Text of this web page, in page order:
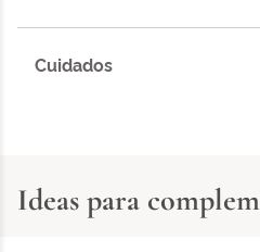
Cuidados
Ideas para